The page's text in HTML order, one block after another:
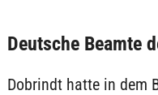
Deutsche Beamte
Dobrindt hatte in dem